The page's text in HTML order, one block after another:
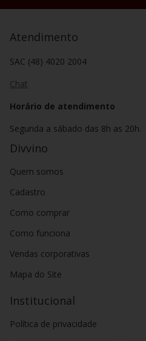
Atendimento
SAC (48) 4020 2004
Chat
Horário de atendimento
Segunda a sábado das 8h as 20h.
Divvino
Quem somos
Cadastro
Como comprar
Como funciona
Vendas corporativas
Mapa do Site
Institucional
Política de privacidade